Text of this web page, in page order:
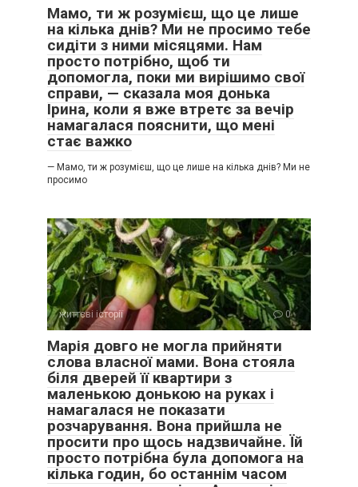
Мамо, ти ж розумієш, що це лише
на кілька днів? Ми не просимо тебе
сидіти з ними місяцями. Нам
просто потрібно, щоб ти
допомогла, поки ми вирішимо свої
справи, — сказала моя донька
Ірина, коли я вже втретє за вечір
намагалася пояснити, що мені
стає важко
— Мамо, ти ж розумієш, що це лише на кілька днів? Ми не
просимо
життєві історії 0
Марія довго не могла прийняти
слова власної мами. Вона стояла
біля дверей її квартири з
маленькою донькою на руках і
намагалася не показати
розчарування. Вона прийшла не
просити про щось надзвичайне. Їй
просто потрібна була допомога на
кілька годин, бо останнім часом